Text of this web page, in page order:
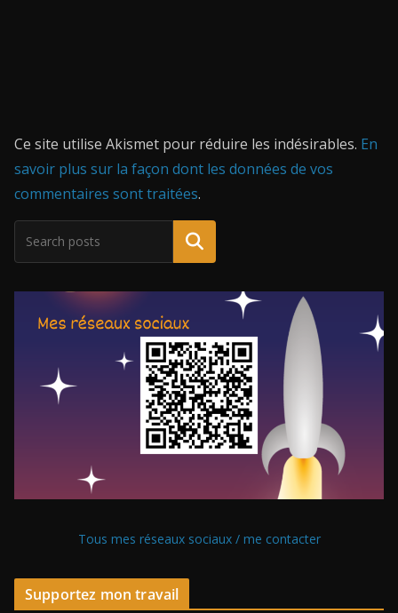
Ce site utilise Akismet pour réduire les indésirables. En
savoir plus sur la façon dont les données de vos
commentaires sont traitées.
Tous mes réseaux sociaux / me contacter
Supportez mon travail